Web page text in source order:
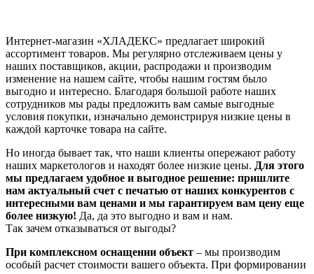
Интернет-магазин «ХЛАДЕКС» предлагает широкий
ассортимент товаров. Мы регулярно отслеживаем цены у
наших поставщиков, акции, распродажи и производим
изменение на нашем сайте, чтобы нашим гостям было
выгодно и интересно. Благодаря большой работе наших
сотрудников мы рады предложить вам самые выгодные
условия покупки, изначально демонстрируя низкие цены в
каждой карточке товара на сайте.
Но иногда бывает так, что наши клиенты опережают работу
наших маркетологов и находят более низкие цены. Для этого
мы предлагаем удобное и выгодное решение: пришлите
нам актуальный счет с печатью от наших конкурентов с
интересными вам ценами и мы гарантируем вам цену еще
более низкую! Да, да это выгодно и вам и нам.
Так зачем отказываться от выгоды?
При комплексном оснащении объект – мы производим
особый расчет стоимости вашего объекта. При формировании